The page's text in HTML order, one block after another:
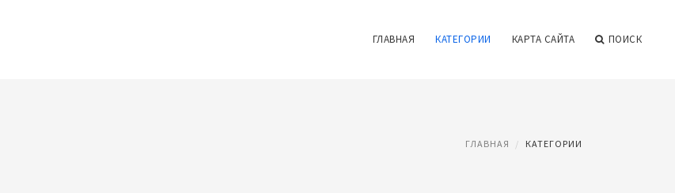
ГЛАВНАЯ КАТЕГОРИИ КАРТА САЙТА ПОИСК
ГЛАВНАЯ КАТЕГОРИИ